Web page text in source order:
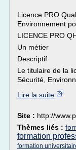
Licence PRO
Environnement
LICENCE PRO
Un métier
Descriptif
Le titulaire de la
Sécurité,
Lire la suite
Site : http://
Thèmes liés :
formation
formation